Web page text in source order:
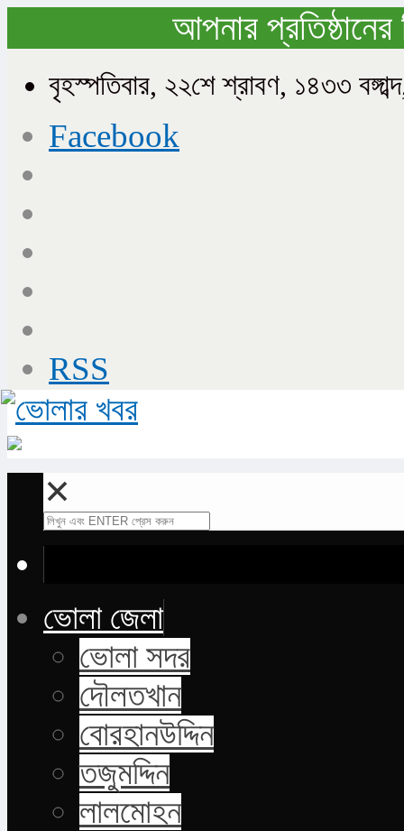
আপনার
বৃহস্পতিবার, ২২শে শ্রাবণ, ১৪৩৩
Facebook
RSS
✕
ভোলা জেলা
ভোলা সদর
দৌলতখান
বোরহানউদ্দিন
তজুমদ্দিন
লালমোহন